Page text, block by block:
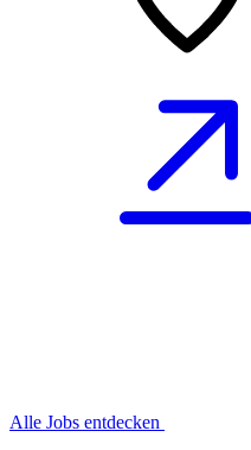
Alle Jobs entdecken